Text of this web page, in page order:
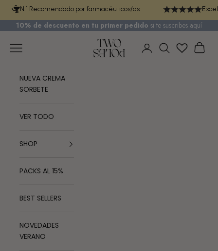
Ir al contenidoN.1 Recomendado por farmacéuticos/as
10% de descuento en tu primer pedido si te suscribes aquí
TWO POLES COSMETICS
Menú
Iniciar sesión
Buscar
NUEVA CREMA
SORBETE
VER TODO
SHOP
PACKS AL 15%
BEST SELLERS
NOVEDADES
VERANO